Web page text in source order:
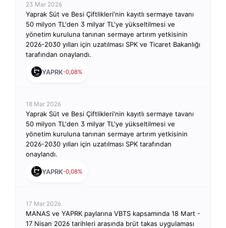
23 Mar 2026
Yaprak Süt ve Besi Çiftlikleri'nin kayıtlı sermaye tavanı
50 milyon TL'den 3 milyar TL'ye yükseltilmesi ve
yönetim kuruluna tanınan sermaye artırım yetkisinin
2026-2030 yılları için uzatılması SPK ve Ticaret Bakanlığı
tarafından onaylandı.
YAPRK-0,08%
18 Mar 2026
Yaprak Süt ve Besi Çiftlikleri'nin kayıtlı sermaye tavanı
50 milyon TL'den 3 milyar TL'ye yükseltilmesi ve
yönetim kuruluna tanınan sermaye artırım yetkisinin
2026-2030 yılları için uzatılması SPK tarafından
onaylandı.
YAPRK-0,08%
17 Mar 2026
MANAS ve YAPRK paylarına VBTS kapsamında 18 Mart -
17 Nisan 2026 tarihleri arasında brüt takas uygulaması